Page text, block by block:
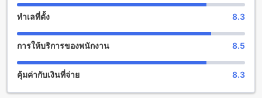
11
โซลิแทร์ แบงค็อก สุขุมวิท 11 มีสนามกีฬาและสิ่งอำนวยความ
สะดวกที่หลากหลายให้บริการให้ผู้เข้าพักได้เลือกใช้งานตามความ
ต้องการ สำหรับสายกีฬาที่ต้องการออกกำลังกายและฝึกซ้อม
โรงแรมมีฟิตเนสเซ็นเตอร์ที่มีอุปกรณ์ที่ทันสมัยและเครื่องออก
กำลังกายที่หลากหลายให้เลือกใช้งาน นอกจากนี้ยังมีสระว่ายน้ำ
กลางแจ้งที่สวยงามและสะดวกสบายสำหรับผู้เข้าพักที่ต้องการผ่อน
ทำเลที่ตั้ง 8.3
การให้บริการของพนักงาน 8.5
คุ้มค่ากับเงินที่จ่าย 8.3